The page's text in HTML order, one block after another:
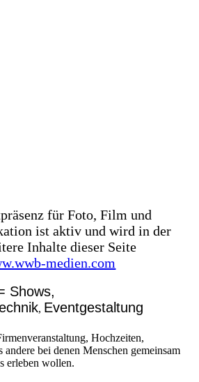
für Foto, Film und
ist aktiv und wird in der
Inhalte dieser Seite
medien.com
Shows,
, Eventgestaltung
Hochzeiten,
andere bei denen Menschen gemeinsam
erleben wollen.